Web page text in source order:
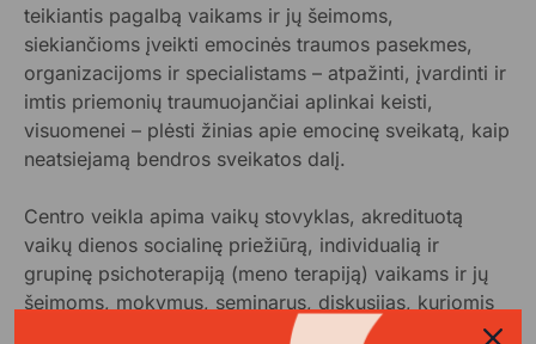
teikiantis pagalbą vaikams ir jų šeimoms,
siekiančioms įveikti emocinės traumos pasekmes,
organizacijoms ir specialistams – atpažinti, įvardinti ir
imtis priemonių traumuojančiai aplinkai keisti,
visuomenei – plėsti žinias apie emocinę sveikatą, kaip
neatsiejamą bendros sveikatos dalį.
Centro veikla apima vaikų stovyklas, akredituotą
vaikų dienos socialinę priežiūrą, individualią ir
grupinę psichoterapiją (meno terapiją) vaikams ir jų
šeimoms, mokymus, seminarus, diskusijas, kuriomis
visuomenė supažindinama su emocinės traumos